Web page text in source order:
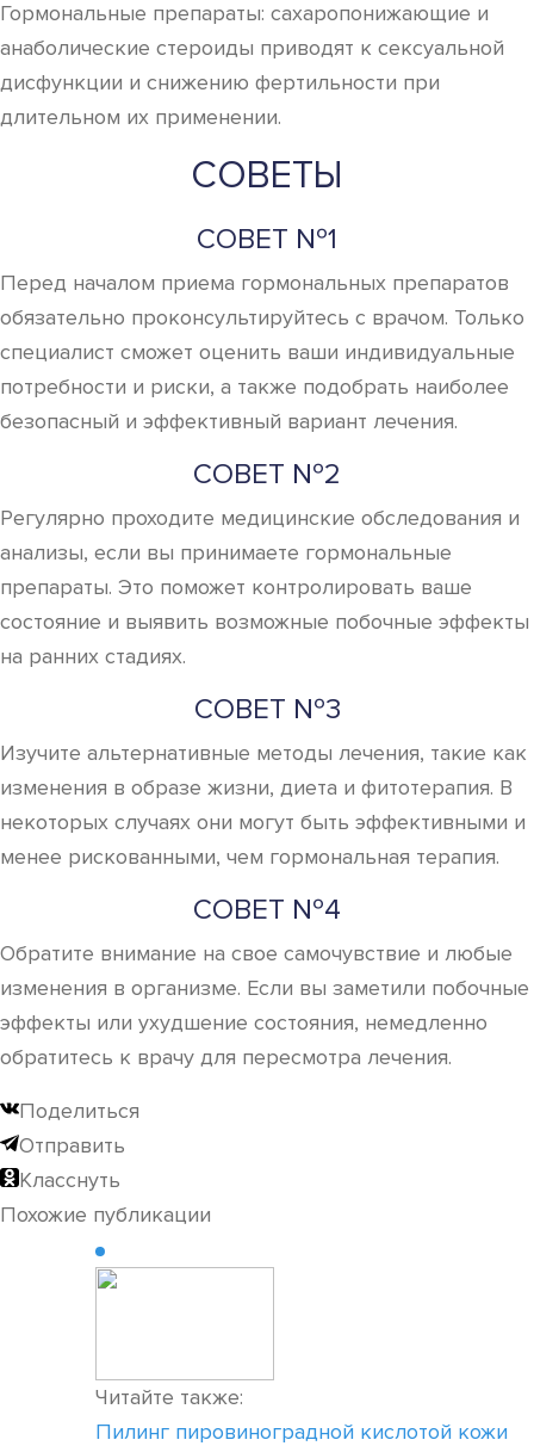
Гормональные препараты: сахаропонижающие и
анаболические стероиды приводят к сексуальной
дисфункции и снижению фертильности при
длительном их применении.
СОВЕТЫ
СОВЕТ №1
Перед началом приема гормональных препаратов
обязательно проконсультируйтесь с врачом. Только
специалист сможет оценить ваши индивидуальные
потребности и риски, а также подобрать наиболее
безопасный и эффективный вариант лечения.
СОВЕТ №2
Регулярно проходите медицинские обследования и
анализы, если вы принимаете гормональные
препараты. Это поможет контролировать ваше
состояние и выявить возможные побочные эффекты
на ранних стадиях.
СОВЕТ №3
Изучите альтернативные методы лечения, такие как
изменения в образе жизни, диета и фитотерапия. В
некоторых случаях они могут быть эффективными и
менее рискованными, чем гормональная терапия.
СОВЕТ №4
Обратите внимание на свое самочувствие и любые
изменения в организме. Если вы заметили побочные
эффекты или ухудшение состояния, немедленно
обратитесь к врачу для пересмотра лечения.
Поделиться
Отправить
Класснуть
Похожие публикации
Читайте также:
Пилинг пировиноградной кислотой кожи